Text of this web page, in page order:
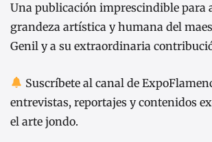
Una publicación imprescindible para
grandeza artística y humana del
Genil y a su extraordinaria
Suscríbete al canal de
entrevistas, reportajes y contenidos
el arte jondo.